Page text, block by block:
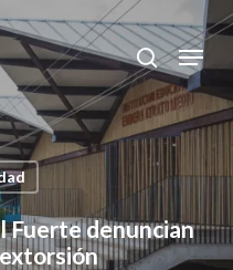
search
Menu
Fuerte denuncian
Close
Menu